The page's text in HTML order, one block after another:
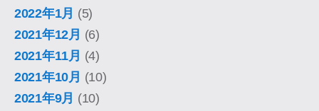
2022年1月 (5)
2021年12月 (6)
2021年11月 (4)
2021年10月 (10)
2021年9月 (10)